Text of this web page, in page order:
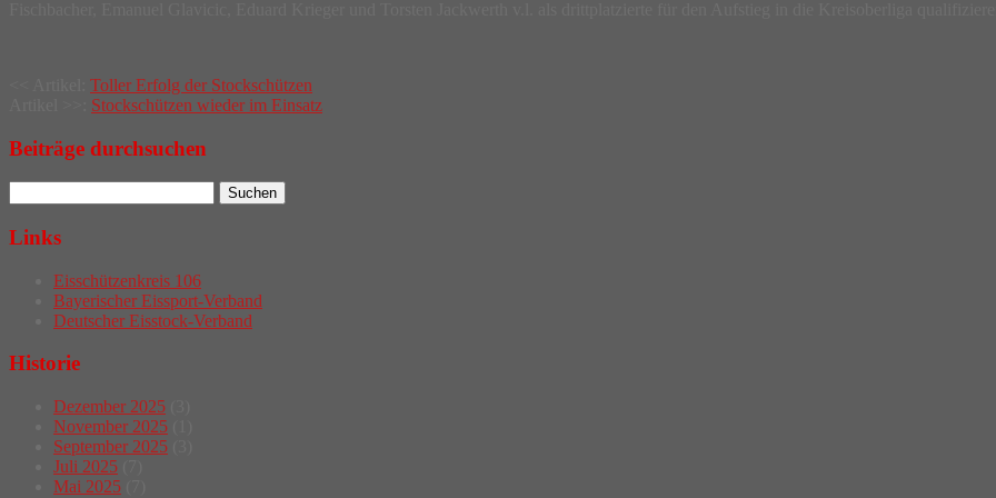
navigation
Toller Erfolg der Stockschützen
Stockschützen wieder im Einsatz
Beiträge durchsuchen
Links
Eisschützenkreis 106
Bayerischer Eissport-Verband
Deutscher Eisstock-Verband
Historie
Dezember 2025
November 2025
September 2025
Juli 2025
Mai 2025